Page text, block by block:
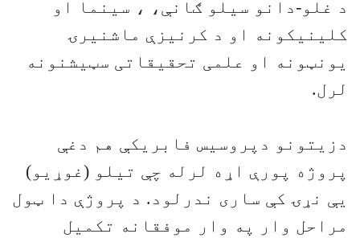
د غلو-دانو سیلو ګانې، ، سینما او
کلینیکونه او د کرنیزې ماشنیرۍ
یونټونه او علمی تحقیقاتی سټیشنونه
لرل.
دزیتونو دپروسیس فابریکې هم دغې
پروژه پورې اړه لرله چې تیلو (غوړیو)
یې نړۍ کې ساری ندرلود. د پروژې دا ټول
مراحل وار په وار موفقانه تکمیل